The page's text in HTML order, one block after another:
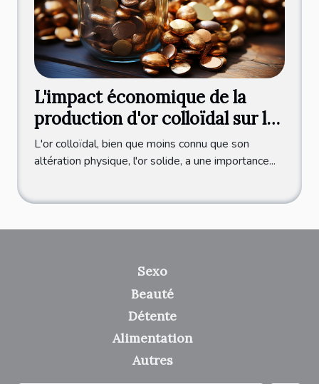
L'impact économique de la
production d'or colloïdal sur le
marché international
L'or colloïdal, bien que moins connu que son
altération physique, l'or solide, a une importance...
Sexo
Beauté
Détente
Alimentation
Autres